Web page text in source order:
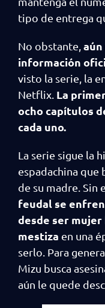
tipo de entrega
No obstante,
información
visto la serie, la
Netflix. La
ocho capítulos
cada uno.
La serie sigue la
espadachina que
de su madre. Sin
feudal se
desde ser mujer
mestiza en una
serlo. Para
Mizu busca
aún le quede